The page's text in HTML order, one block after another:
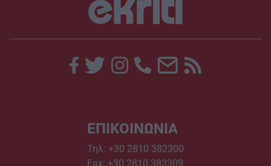
ΕΠΙΚΟΙΝΩΝΙΑ
Τηλ: +30 2810 382300
Fax: +30 2810 382309